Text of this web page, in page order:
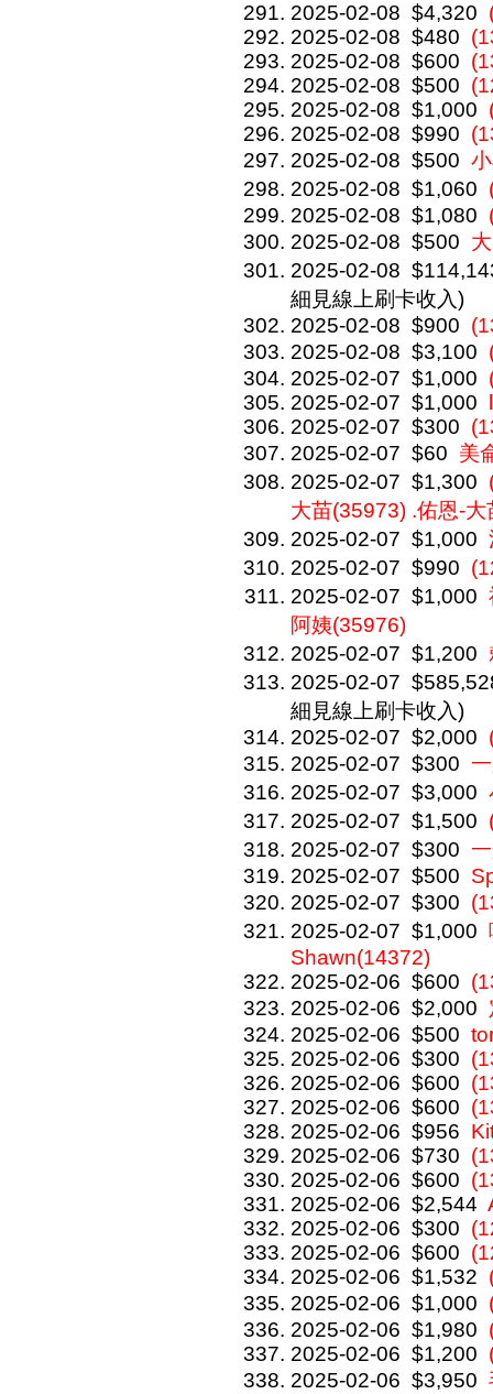
2025-02-08 $4,320
2025-02-08 $480
2025-02-08 $600
2025-02-08 $500
2025-02-08 $1,000
2025-02-08 $990
2025-02-08 $500
2025-02-08 $1,060
2025-02-08 $1,080
2025-02-08 $500
2025-02-08
細見線上刷卡收入)
2025-02-08 $900
2025-02-08 $3,100
2025-02-07 $1,000
2025-02-07 $1,000
2025-02-07 $300
2025-02-07 $60 美
2025-02-07 $1,300
大苗(35973) .佑恩-
2025-02-07 $1,000
2025-02-07 $990
2025-02-07 $1,000
阿姨(35976)
2025-02-07 $1,200
2025-02-07
細見線上刷卡收入)
2025-02-07 $2,000
2025-02-07 $300
2025-02-07 $3,000
2025-02-07 $1,500
2025-02-07 $300
2025-02-07 $500
2025-02-07 $300
2025-02-07 $1,000
Shawn(14372)
2025-02-06 $600
2025-02-06 $2,000
2025-02-06 $500
2025-02-06 $300
2025-02-06 $600
2025-02-06 $600
2025-02-06 $956
2025-02-06 $730
2025-02-06 $600
2025-02-06 $2,544
2025-02-06 $300
2025-02-06 $600
2025-02-06 $1,532
2025-02-06 $1,000
2025-02-06 $1,980
2025-02-06 $1,200
2025-02-06 $3,950